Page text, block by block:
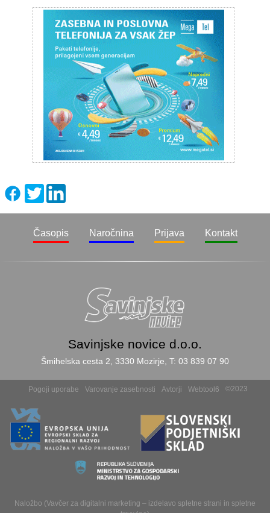
Časopis Naročnina Prijava Kontakt
Savinjske novice d.o.o.
Šmihelska cesta 2, 3330 Mozirje, T: 03 839 07 90
Pogoji uporabe Varovanje zasebnosti Avtorji Webtool6 ©2023
Naložbo (Vavčer za digitalni marketing – izdelavo spletne strani in spletne